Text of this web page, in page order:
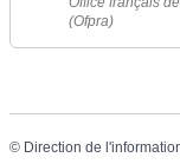
(Ofpra)
© Direction de